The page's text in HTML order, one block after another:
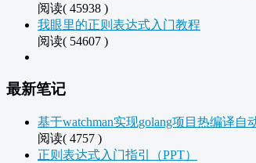
阅读( 45938 )
我眼里的正则表达式入门教程
阅读( 54607 )
最新笔记
基于watchman实现golang项目热编译自
阅读( 4757 )
正则表达式入门指引（PPT）